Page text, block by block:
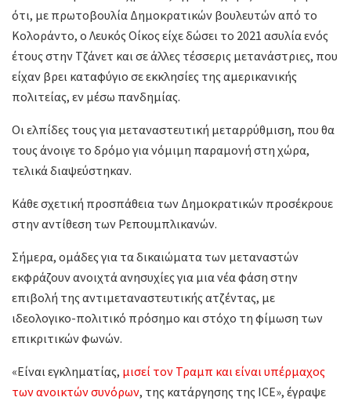
ότι, με πρωτοβουλία Δημοκρατικών βουλευτών από το
Κολοράντο, ο Λευκός Οίκος είχε δώσει το 2021 ασυλία ενός
έτους στην Τζάνετ και σε άλλες τέσσερις μετανάστριες, που
είχαν βρει καταφύγιο σε εκκλησίες της αμερικανικής
πολιτείας, εν μέσω πανδημίας.
Οι ελπίδες τους για μεταναστευτική μεταρρύθμιση, που θα
τους άνοιγε το δρόμο για νόμιμη παραμονή στη χώρα,
τελικά διαψεύστηκαν.
Κάθε σχετική προσπάθεια των Δημοκρατικών προσέκρουε
στην αντίθεση των Ρεπουμπλικανών.
Σήμερα, ομάδες για τα δικαιώματα των μεταναστών
εκφράζουν ανοιχτά ανησυχίες για μια νέα φάση στην
επιβολή της αντιμεταναστευτικής ατζέντας, με
ιδεολογικο-πολιτικό πρόσημο και στόχο τη φίμωση των
επικριτικών φωνών.
«Είναι εγκληματίας, μισεί τον Τραμπ και είναι υπέρμαχος
των ανοικτών συνόρων, της κατάργησης της ICE», έγραψε